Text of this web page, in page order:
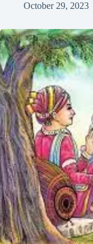
October 29, 2023